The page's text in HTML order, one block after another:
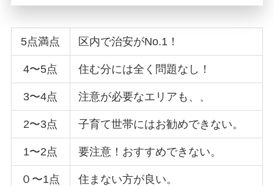
5点満点 区内で治安がNo.1！
4〜5点 住む分には全く問題なし！
3〜4点 注意が必要なエリアも、、
2〜3点 子育て世帯にはお勧めできない。
1〜2点 要注意！おすすめできない。
０〜1点 住まない方が良い。